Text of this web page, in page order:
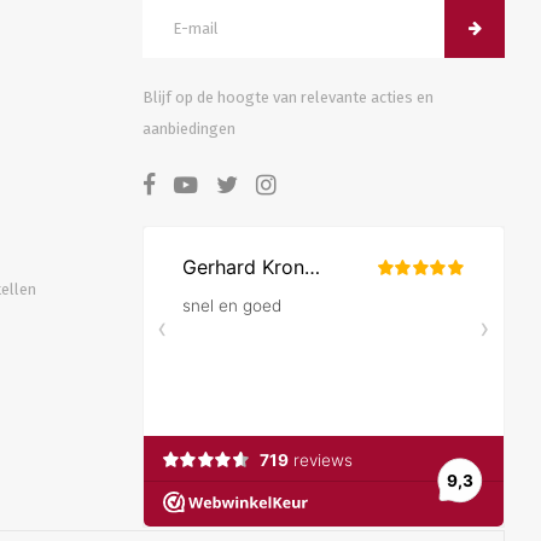
Blijf op de hoogte van relevante acties en
aanbiedingen